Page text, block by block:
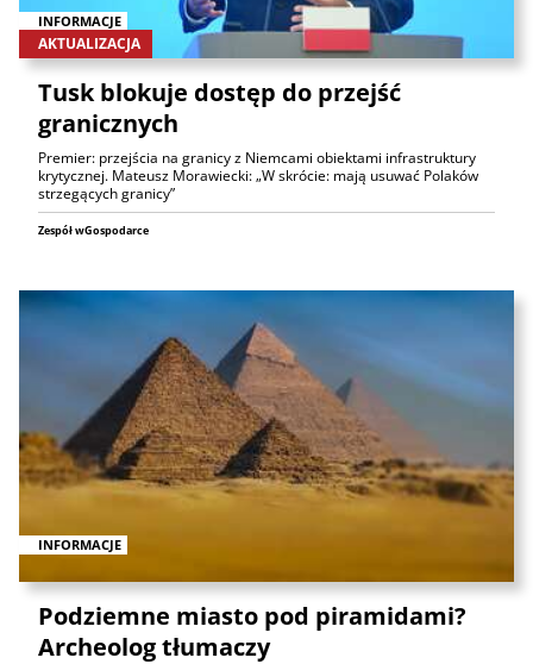
INFORMACJE
AKTUALIZACJA
Tusk blokuje dostęp do przejść
granicznych
Premier: przejścia na granicy z Niemcami obiektami infrastruktury
krytycznej. Mateusz Morawiecki: „W skrócie: mają usuwać Polaków
strzegących granicy”
Zespół wGospodarce
INFORMACJE
Podziemne miasto pod piramidami?
Archeolog tłumaczy